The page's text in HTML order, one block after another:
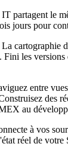
partagent le
jours pour
La cartographie
les versions
entre
des
au
à vos
réel de votre